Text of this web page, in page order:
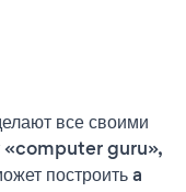
все своими
«computer guru»,
построить a